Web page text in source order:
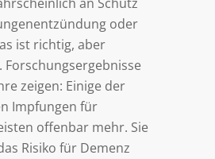
oder
ist richtig, aber
zeigen: Einige der
Impfungen für
offenbar mehr. Sie
Risiko für Demenz